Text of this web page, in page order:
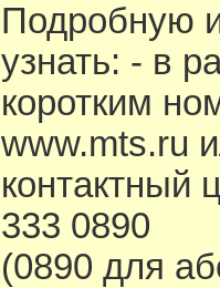
Подробную
узнать: - в
коротким
www.mts.ru
контактный
333 0890
(0890 для